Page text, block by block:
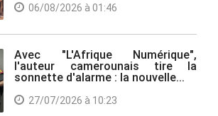
06/08/2026 à 01:46
Avec "L'Afrique Numérique",
l'auteur camerounais tire la
sonnette d'alarme : la nouvelle...
27/07/2026 à 10:23